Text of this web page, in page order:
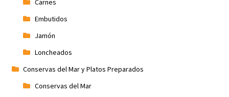
Carnes
Embutidos
Jamón
Loncheados
Conservas del Mar y Platos Preparados
Conservas del Mar